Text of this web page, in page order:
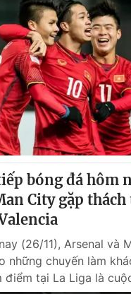
bóng đá hôm
City gặp thách
(26/11), Arsenal và
những chuyến làm
tại La Liga là